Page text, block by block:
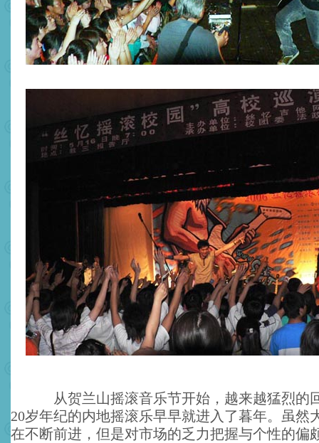
从贺兰山摇滚音乐节开始，越来越猛烈的
20岁年纪的内地摇滚乐早早就进入了暮年。虽然
在不断前进，但是对市场的乏力把握与个性的偏